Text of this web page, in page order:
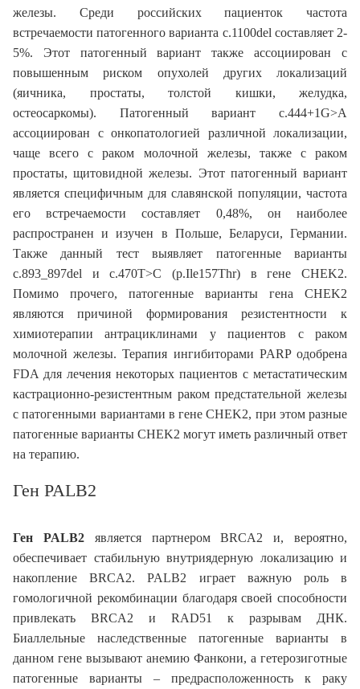
железы. Среди российских пациенток частота
встречаемости патогенного варианта c.1100del составляет 2-
5%. Этот патогенный вариант также ассоциирован с
повышенным риском опухолей других локализаций
(яичника, простаты, толстой кишки, желудка,
остеосаркомы). Патогенный вариант c.444+1G>A
ассоциирован с онкопатологией различной локализации,
чаще всего с раком молочной железы, также с раком
простаты, щитовидной железы. Этот патогенный вариант
является специфичным для славянской популяции, частота
его встречаемости составляет 0,48%, он наиболее
распространен и изучен в Польше, Беларуси, Германии.
Также данный тест выявляет патогенные варианты
c.893_897del и c.470T>C (p.Ile157Thr) в гене CHEK2.
Помимо прочего, патогенные варианты гена CHEK2
являются причиной формирования резистентности к
химиотерапии антрациклинами у пациентов с раком
молочной железы. Терапия ингибиторами PARP одобрена
FDA для лечения некоторых пациентов с метастатическим
кастрационно-резистентным раком предстательной железы
с патогенными вариантами в гене CHEK2, при этом разные
патогенные варианты CHEK2 могут иметь различный ответ
на терапию.
Ген PALB2
Ген PALB2является партнером BRCA2 и, вероятно,
обеспечивает стабильную внутриядерную локализацию и
накопление BRCA2. PALB2 играет важную роль в
гомологичной рекомбинации благодаря своей способности
привлекать BRCA2 и RAD51 к разрывам ДНК.
Биаллельные наследственные патогенные варианты в
данном гене вызывают анемию Фанкони, а гетерозиготные
патогенные варианты – предрасположенность к раку